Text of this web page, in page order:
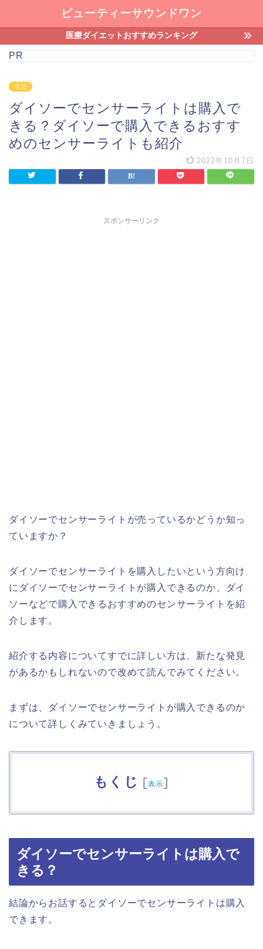
ビューティーサウンドワン
医療ダイエットおすすめランキング
PR
生活
ダイソーでセンサーライトは購入で
きる？ダイソーで購入できるおすす
めのセンサーライトも紹介
2022年10月7日
スポンサーリンク
ダイソーでセンサーライトが売っているかどうか知っ
ていますか？
ダイソーでセンサーライトを購入したいという方向け
にダイソーでセンサーライトが購入できるのか、ダイ
ソーなどで購入できるおすすめのセンサーライトを紹
介します。
紹介する内容についてすでに詳しい方は、新たな発見
があるかもしれないので改めて読んでみてください。
まずは、ダイソーでセンサーライトが購入できるのか
について詳しくみていきましょう。
もくじ [表示]
ダイソーでセンサーライトは購入で
きる？
結論からお話するとダイソーでセンサーライトは購入
できます。